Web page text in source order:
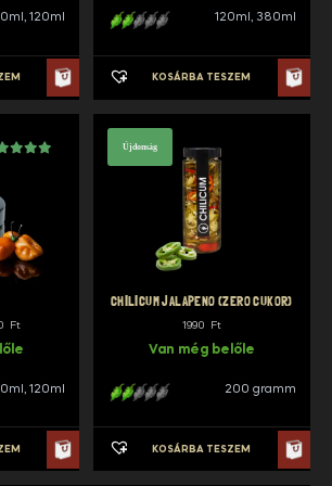
120ml 2990 Ft
120ml, 380ml
KOSÁRBA TESZEM
az 5-ből, értékelés alapján
FtÁrtartomány:
2390 Ft
2890 Ft
120ml
Újdonság
CHILICUM JALAPENO (ZERO CUKOR)
1990 Ft
Van még belőle
200 gramm
KOSÁRBA TESZEM